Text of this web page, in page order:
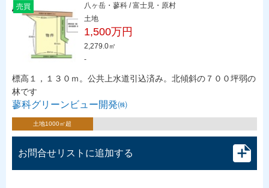
売買
八ヶ岳・蓼科 / 富士見・原村
土地
1,500万円
2,279.0㎡
-
標高１，１３０ｍ。公共上水道引込済み。北傾斜の７００坪弱の
林です
蓼科グリーンビュー開発㈱
土地1000㎡超
お問合せリストに追加する